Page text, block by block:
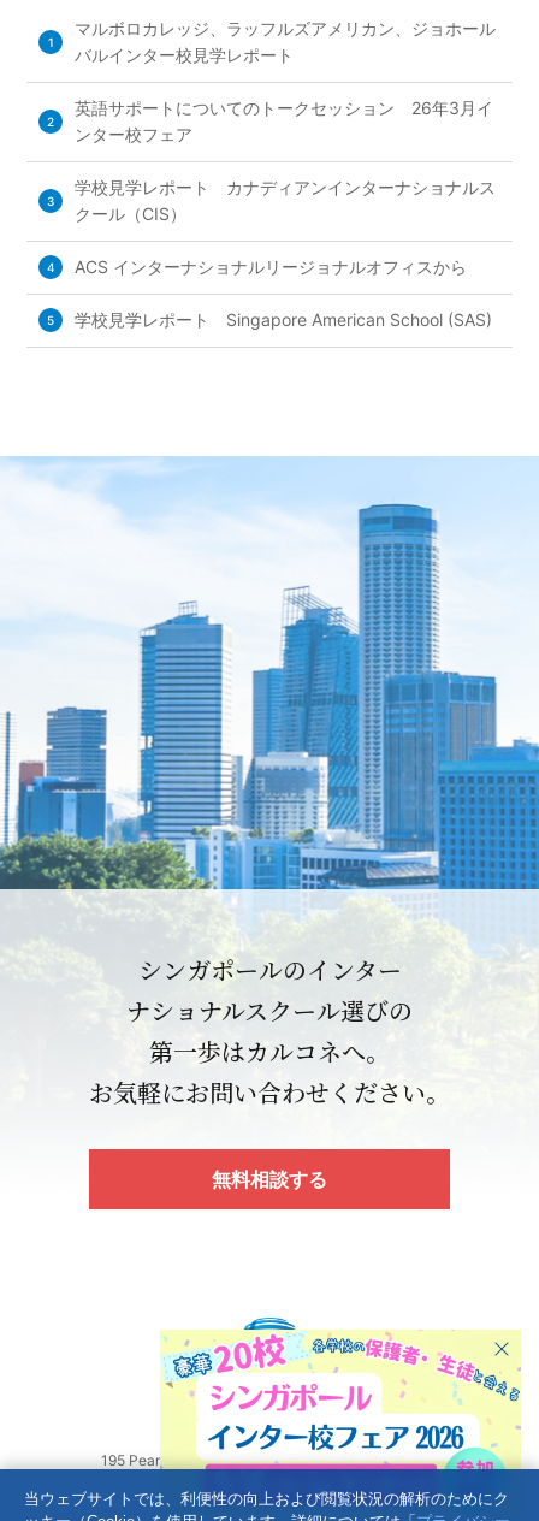
当ウェブサイトでは、利便性の向上および閲覧状況の解析のためにク
1
マルボロカレッジ、ラッフルズアメリカン、ジョホール
バルインター校見学レポート
2
英語サポートについてのトークセッション 26年3月イ
ンター校フェア
3
学校見学レポート カナディアンインターナショナルス
クール（CIS）
4 ACS インターナショナルリージョナルオフィスから
5 学校見学レポート Singapore American School (SAS)
シンガポールのインター
ナショナルスクール選びの
第一歩はカルコネへ。
お気軽にお問い合わせください。
無料相談する
195 Pearl’s Hill Terrace, #03-75 Singapore 168976
プライバシーポリシー